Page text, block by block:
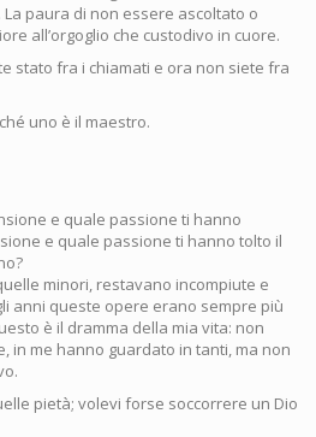
paura di non essere ascoltato o
all’orgoglio che custodivo in cuore.
stato fra i chiamati e ora non siete fra
uno è il maestro.
e quale passione ti hanno
e quale passione ti hanno tolto il
minori, restavano incompiute e
anni queste opere erano sempre più
è il dramma della mia vita: non
in me hanno guardato in tanti, ma non
pietà; volevi forse soccorrere un Dio